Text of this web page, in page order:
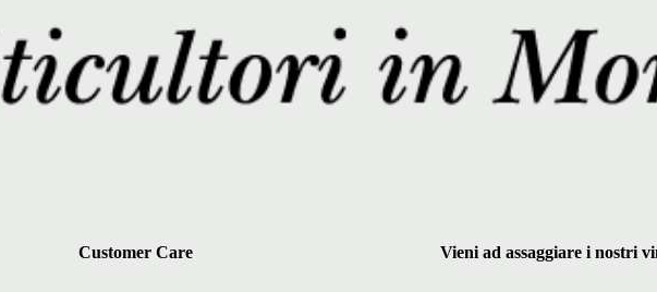
Customer Care
Vieni ad assaggiare i nostri